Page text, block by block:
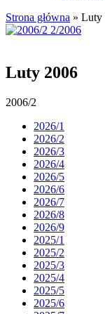
Strona główna » Luty
Luty 2006
2006/2
2026/1
2026/2
2026/3
2026/4
2026/5
2026/6
2026/7
2026/8
2026/9
2025/1
2025/2
2025/3
2025/4
2025/5
2025/6